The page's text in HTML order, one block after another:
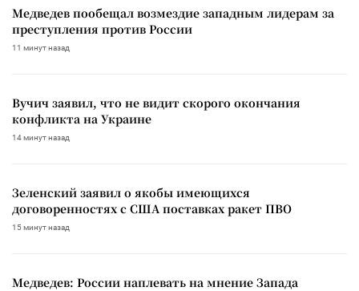
Медведев пообещал возмездие западным лидерам за
преступления против России
11 минут назад
Вучич заявил, что не видит скорого окончания
конфликта на Украине
14 минут назад
Зеленский заявил о якобы имеющихся
договоренностях с США поставках ракет ПВО
15 минут назад
Медведев: России наплевать на мнение Запада